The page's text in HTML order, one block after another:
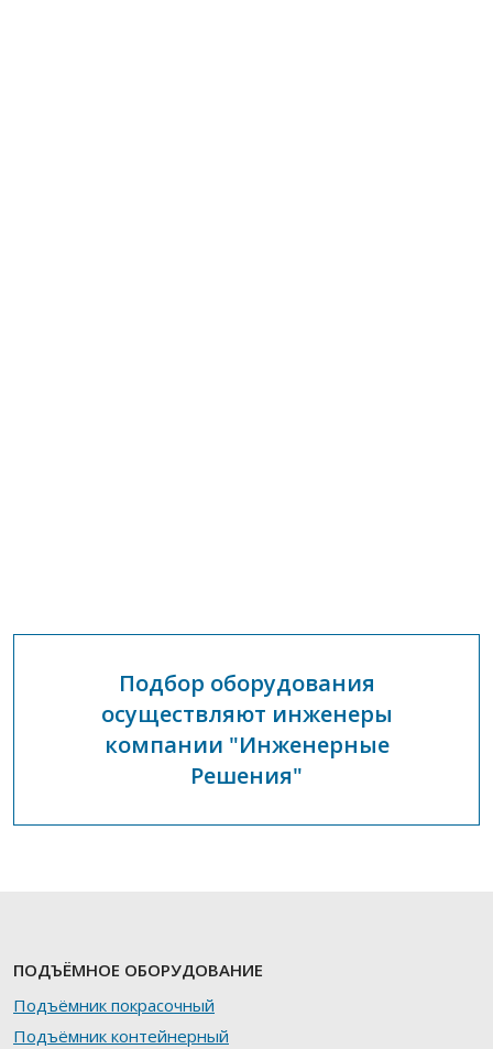
Подбор оборудования
осуществляют инженеры
компании "Инженерные
Решения"
ПОДЪЁМНОЕ ОБОРУДОВАНИЕ
Подъёмник покрасочный
Подъёмник контейнерный